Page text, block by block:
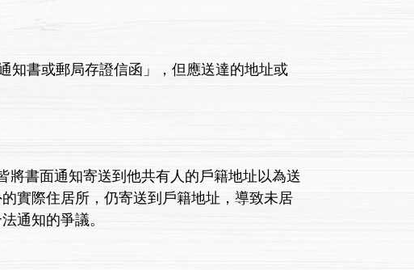
書或郵局存證信函」，但應送達的地址或
書面通知寄送到他共有人的戶籍地址以為送
實際住居所，仍寄送到戶籍地址，導致未居
通知的爭議。